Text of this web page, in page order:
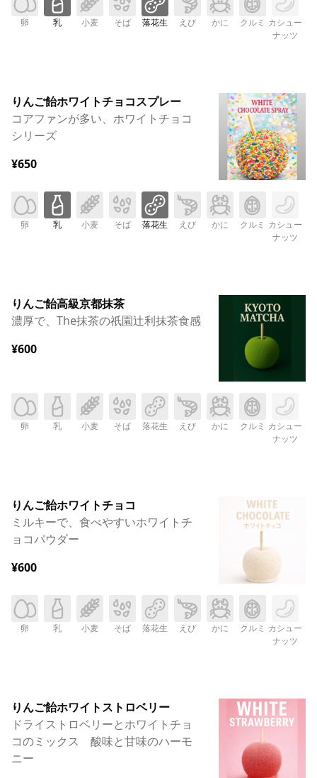
卵 乳 小麦 そば 落花生 えび かに クルミ カシュー
ナッツ
りんご飴ホワイトチョコスプレー
コアファンが多い、ホワイトチョコ
シリーズ
¥650
卵 乳 小麦 そば 落花生 えび かに クルミ カシュー
ナッツ
りんご飴高級京都抹茶
濃厚で、The抹茶の祇園辻利抹茶食感
¥600
卵 乳 小麦 そば 落花生 えび かに クルミ カシュー
ナッツ
りんご飴ホワイトチョコ
ミルキーで、食べやすいホワイトチ
ョコパウダー
¥600
卵 乳 小麦 そば 落花生 えび かに クルミ カシュー
ナッツ
りんご飴ホワイトストロベリー
ドライストロベリーとホワイトチョ
コのミックス 酸味と甘味のハーモ
ニー